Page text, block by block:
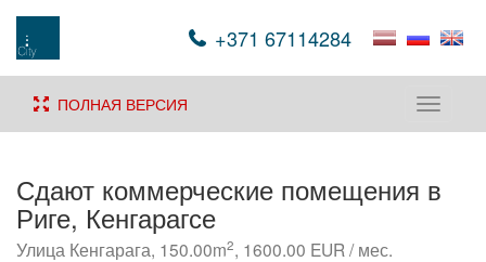
+371 67114284
Toggle
ПОЛНАЯ ВЕРСИЯ
Сдают коммерческие помещения в
Риге, Кенгарагсе
Улица Кенгарага, 150.00m2, 1600.00 EUR / мес.